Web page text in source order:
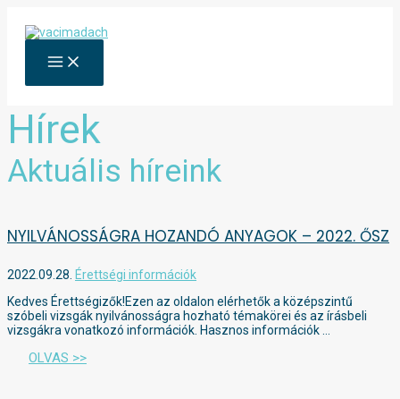
content
MAIN
MENU
Hírek
Aktuális híreink
NYILVÁNOSSÁGRA HOZANDÓ ANYAGOK – 2022. ŐSZ
2022.09.28. Érettségi információk
Kedves Érettségizők!Ezen az oldalon elérhetők a középszintű
szóbeli vizsgák nyilvánosságra hozható témakörei és az írásbeli
vizsgákra vonatkozó információk. Hasznos információk …
OLVAS >>